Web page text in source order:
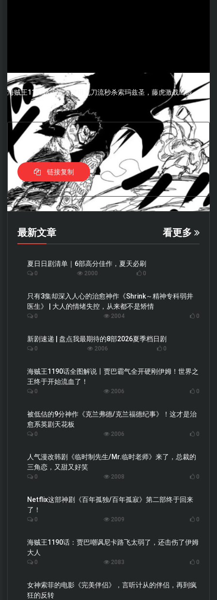
海贼王1187话：索隆使用九刀流秒杀索玛兹圣，藤虎激战鹰眼
分享这篇文章
链接复制
最新文章 看更多
夏日日剧清单｜6部高分佳作，夏天必刷
0 2000 0
只有3集却深入人心的治愈神作《Shrink～精神专科弱井
医生》 | 大人的情绪失控，从来都不是矫情
0 2004 0
新剧速递 | 盘点我最期待的8部2026夏季档日剧
0 2006 0
海贼王1190话全图解说丨贾巴霸气全开硬刚伊姆！世界之
王终于开始流血了！
0 2006 0
被低估的9分神作《克兰弗德/克兰福德纪事》！这才是治
愈系英剧天花板
0 2006 0
人气漫改韩剧《临时制先生/Mr.临时老师》来了，总裁的
三角恋，又甜又好笑
0 2008 0
Netflix这部神剧《百年孤独/百年孤寂》第二部终于回来
了！
0 2009 0
海贼王1190话：贾巴嘲讽尼卡路飞太弱了，还击伤了伊姆
大人
0 2083 0
女神索菲的电影《完美伴侣》，言听计从的伴侣，再到疯
狂的反转